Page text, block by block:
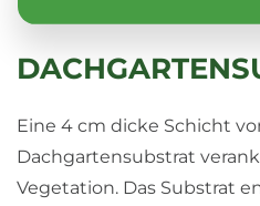
Eine 4 cm dicke Schicht
Dachgartensubstrat
Vegetation. Das Substrat